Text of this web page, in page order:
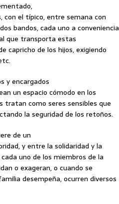
con el típico, entre semana con
bandos, cada uno a conveniencia
que transporta estas
capricho de los hijos, exigiendo
y encargados
un espacio cómodo en los
tratan como seres sensibles que
la seguridad de los retoños.
de un
y entre la solidaridad y la
uno de los miembros de la
o exageran, o cuando se
desempeña, ocurren diversos